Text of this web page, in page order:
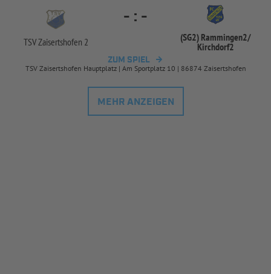
TSV Zaisertshofen 2
- : -
(SG2) Rammingen2/
Kirchdorf2
ZUM SPIEL
TSV Zaisertshofen Hauptplatz | Am Sportplatz 10 | 86874 Zaisertshofen
MEHR ANZEIGEN